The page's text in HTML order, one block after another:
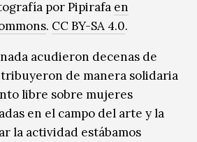
por Pipirafa en
. CC BY-SA 4.0.
acudieron decenas de
de manera solidaria
libre sobre mujeres
en el campo del arte y la
la actividad estábamos